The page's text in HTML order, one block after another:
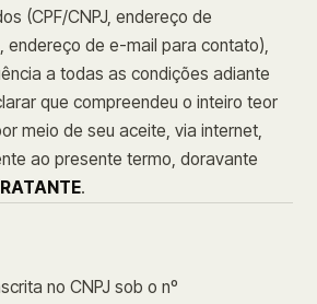
(CPF/CNPJ, endereço de
endereço de e-mail para contato),
a todas as condições adiante
que compreendeu o inteiro teor
meio de seu aceite, via internet,
ao presente termo, doravante
.
no CNPJ sob o nº